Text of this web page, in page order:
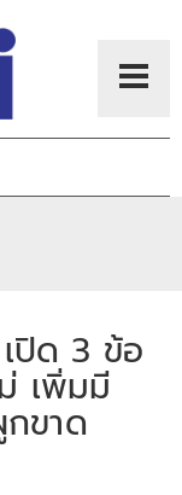
ปิด 3 ข้อ
เพิ่มมี
ขาด